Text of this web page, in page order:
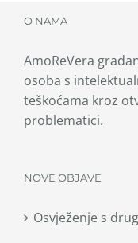
O NAMA
AmoReVera
osoba s
teškoćama kroz
problematici.
NOVE OBJAVE
Osvježenje s